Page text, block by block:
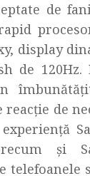
de
display
de 120Hz.
reacție de
și
telefoanele